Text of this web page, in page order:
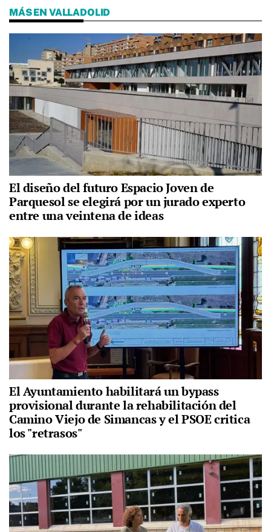
MÁS EN VALLADOLID
El diseño del futuro Espacio Joven de
Parquesol se elegirá por un jurado experto
entre una veintena de ideas
El Ayuntamiento habilitará un bypass
provisional durante la rehabilitación del
Camino Viejo de Simancas y el PSOE critica
los "retrasos"